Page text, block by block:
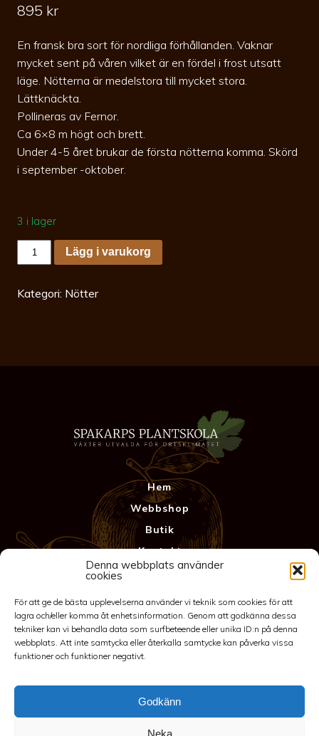
Denna webbplats använder
cookies
För att ge de bästa upplevelserna använder vi teknik som cookies för att
lagra och/eller komma åt enhetsinformation. Genom att godkänna dessa
tekniker kan vi behandla data som surfbeteende eller unika ID:n på denna
webbplats. Att inte samtycka eller återkalla samtycke kan påverka vissa
funktioner och funktioner negativt.
Godkänn
Neka
895 kr
En fransk bra sort för nordliga förhållanden. Vaknar
mycket sent på våren vilket är en fördel i frost utsatt
läge. Nötterna är medelstora till mycket stora.
Lättknäckta.
Pollineras av Fernor.
Ca 6×8 m högt och brett.
Under 4-5 året brukar de första nötterna komma. Skörd
i september -oktober.
3 i lager
Juglans
regia
Fernette
120
c12
Lägg i varukorg
Kategori: Nötter
Hem
Webbshop
Butik
Kontakt
Anläggning
Integritetspolicy